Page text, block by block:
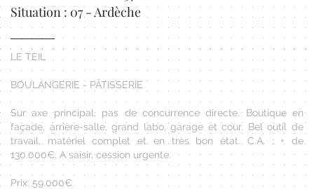
Situation : 07 - Ardèche
LE TEIL
BOULANGERIE - PÂTISSERIE
Sur axe principal, pas de concurrence directe. Boutique en
façade, arrière-salle, grand labo, garage et cour. Bel outil de
travail, matériel complet et en très bon état. C.A. : + de
130.000€. A saisir, cession urgente.
Prix: 59.000€